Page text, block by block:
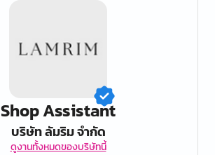
Shop Assistant
บริษัท ลัมริม จำกัด
ดูงานทั้งหมดของบริษัทนี้